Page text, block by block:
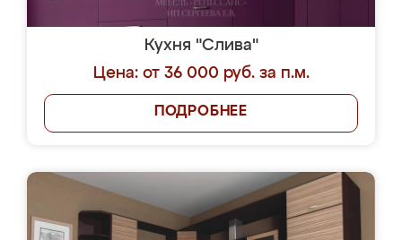
Кухня "Слива"
Цена: от 36 000 руб. за п.м.
ПОДРОБНЕЕ